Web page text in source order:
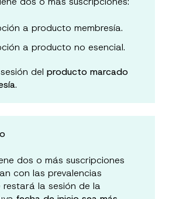
a producto membresía.
a producto no esencial.
del producto marcado
.
dos o más suscripciones
con las prevalencias
restará la sesión de la